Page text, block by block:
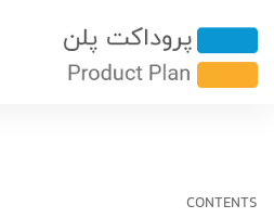
CONTENTS